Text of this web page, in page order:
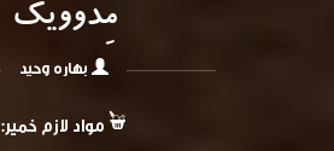
مِدوویک
بهاره وحید
مواد لازم خمیر: